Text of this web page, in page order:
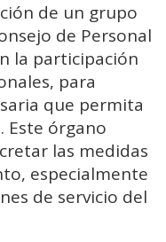
de un grupo
de Personal
la participación
para
que permita
Este órgano
las medidas
especialmente
de servicio del